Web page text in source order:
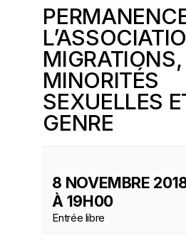
MIGRATIONS,
MINORITÉS
SEXUELLES
GENRE
8 NOVEMBRE
À 19H00
Entrée libre